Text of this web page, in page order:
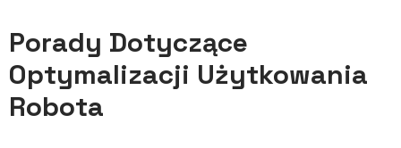
Porady Dotyczące
Optymalizacji Użytkowania
Robota